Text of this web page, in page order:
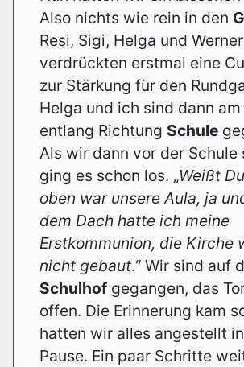
Also nichts wie rein in den
Resi, Sigi, Helga und Werner
verdrückten erstmal eine
zur Stärkung für den
Helga und ich sind dann am
entlang Richtung Schule
Als wir dann vor der Schule
ging es schon los. „Weißt
oben war unsere Aula, ja
dem Dach hatte ich meine
Erstkommunion, die Kirche
nicht gebaut.“ Wir sind auf
Schulhof gegangen, das
offen. Die Erinnerung kam
hatten wir alles angestellt
Pause. Ein paar Schritte